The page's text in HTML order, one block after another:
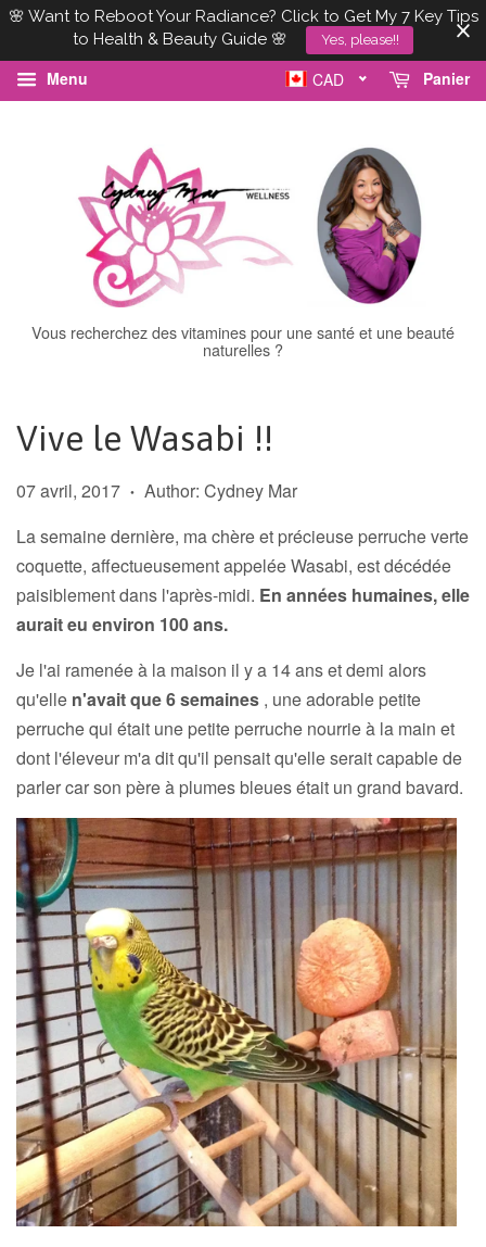
🌸 Want to Reboot Your Radiance? Click to Get My 7 Key Tips
to Health & Beauty Guide 🌸
Yes, please!!
Menu Panier
CAD
Vous recherchez des vitamines pour une santé et une beauté
naturelles ?
Vive le Wasabi !!
07 avril, 2017 • Author: Cydney Mar
La semaine dernière, ma chère et précieuse perruche verte
coquette, affectueusement appelée Wasabi, est décédée
paisiblement dans l'après-midi. En années humaines, elle
aurait eu environ 100 ans.
Je l'ai ramenée à la maison il y a 14 ans et demi alors
qu'elle n'avait que 6 semaines , une adorable petite
perruche qui était une petite perruche nourrie à la main et
dont l'éleveur m'a dit qu'il pensait qu'elle serait capable de
parler car son père à plumes bleues était un grand bavard.